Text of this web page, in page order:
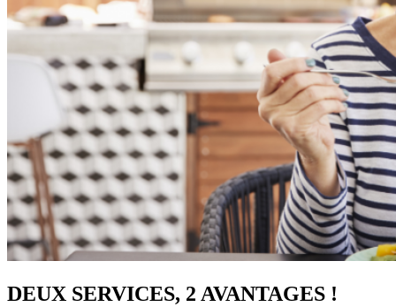
DEUX SERVICES, 2 AVANTAGES !